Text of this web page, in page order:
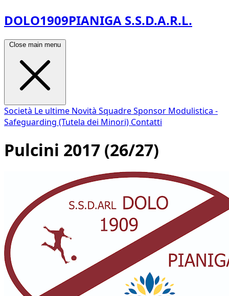
DOLO1909PIANIGA S.S.D.A.R.L.
Close main menu
Società Le ultime Novità SquadreSponsor Modulistica -
Safeguarding (Tutela dei Minori) Contatti
Pulcini 2017 (26/27)